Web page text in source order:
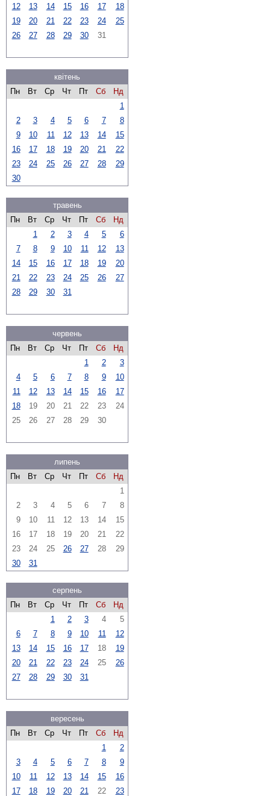
12
13 14 15 16 17
18
19
20 21 22 23 24
25
26
27 28 29 30 31
квітень
Пн
Вт Ср Чт Пт Сб
Нд
1
2
3 4 5 6 7
8
9
10 11 12 13 14
15
16
17 18 19 20 21
22
23
24 25 26 27 28
29
30
травень
Пн
Вт Ср Чт Пт Сб
Нд
1
2 3 4 5
6
7
8 9 10 11 12
13
14
15 16 17 18 19
20
21
22 23 24 25 26
27
28
29 30 31
червень
Пн
Вт Ср Чт Пт Сб
Нд
1
2
3
4
5 6 7 8 9
10
11
12 13 14 15 16
17
18
19 20 21 22 23
24
25
26 27 28 29 30
липень
Пн
Вт Ср Чт Пт Сб
Нд
1
2
3 4 5 6 7
8
9
10 11 12 13 14
15
16
17 18 19 20 21
22
23
24 25 26 27 28
29
30
31
серпень
Пн
Вт Ср Чт Пт Сб
Нд
1
2 3 4
5
6
7 8 9 10 11
12
13
14 15 16 17 18
19
20
21 22 23 24 25
26
27
28 29 30 31
вересень
Пн
Вт Ср Чт Пт Сб
Нд
1
2
3
4 5 6 7 8
9
10
11 12 13 14 15
16
17
18 19 20 21 22
23